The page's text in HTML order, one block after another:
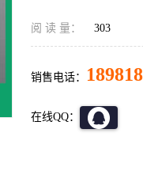
阅 读 量： 303
销售电话：
在线QQ：